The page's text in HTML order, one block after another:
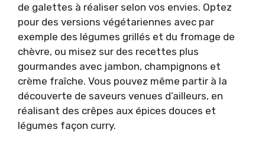
de galettes à réaliser selon vos envies. Optez
pour des versions végétariennes avec par
exemple des légumes grillés et du fromage de
chèvre, ou misez sur des recettes plus
gourmandes avec jambon, champignons et
crème fraîche. Vous pouvez même partir à la
découverte de saveurs venues d’ailleurs, en
réalisant des crêpes aux épices douces et
légumes façon curry.